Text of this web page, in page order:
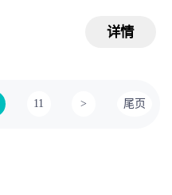
详情
11 > 尾页